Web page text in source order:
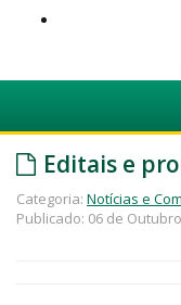
Editais e
Categoria: Notícias e
Publicado: 06 de